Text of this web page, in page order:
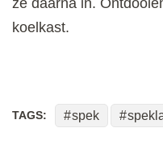
koelkast.
TAGS: spek